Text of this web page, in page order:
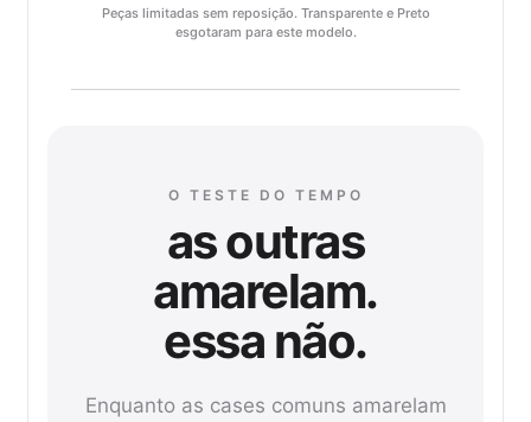
Peças limitadas sem reposição. Transparente e Preto
esgotaram para este modelo.
O TESTE DO TEMPO
as outras
amarelam.
essa não.
Enquanto as cases comuns amarelam